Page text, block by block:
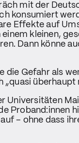
mit der
konsumiert
Effekte auf
kleinen,
Dann könne
die Gefahr als
überhaupt
Universitäten
Proband:innen
– ohne dass